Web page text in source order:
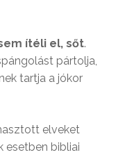
ítéli el, sőt.
pártolja,
tartja a jókor
elveket
esetben bibliai